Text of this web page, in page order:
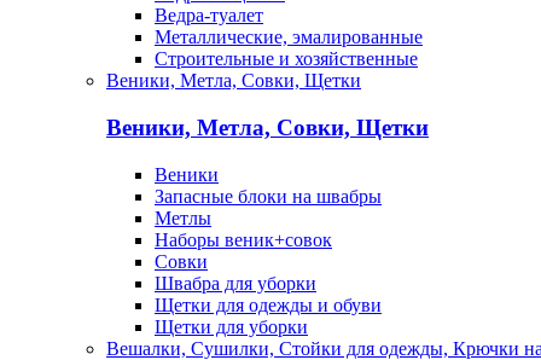
Ведра-туалет
Металлические, эмалированные
Строительные и хозяйственные
Веники, Метла, Совки, Щетки
Веники, Метла, Совки, Щетки
Веники
Запасные блоки на швабры
Метлы
Наборы веник+совок
Совки
Швабра для уборки
Щетки для одежды и обуви
Щетки для уборки
Вешалки, Сушилки, Стойки для одежды, Крючки